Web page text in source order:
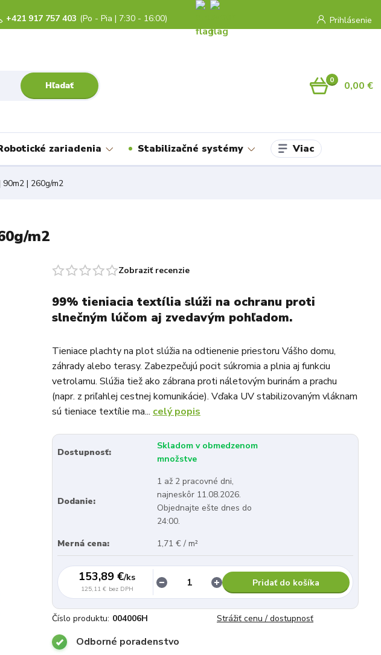
Prihlásenie
Hľadať
+421 917 757 403 (Po - Pia | 7:30 - 16:00)
0 0,00 €
zariadenia Stabilizačné systémy Viac
| 260g/m2
m2
Zobraziť recenzie
99% tieniacia textília slúži na ochranu proti
slnečným lúčom aj zvedavým pohľadom.
Tieniace plachty na plot slúžia na odtienenie priestoru Vášho domu,
záhrady alebo terasy. Zabezpečujú pocit súkromia a plnia aj funkciu
vetrolamu. Slúžia tiež ako zábrana proti náletovým burinám a prachu
(napr. z priľahlej cestnej komunikácie). Vďaka UV stabilizovaným vláknam
sú tieniace textílie ma... celý popis
Dostupnosť:
Skladom v obmedzenom
množstve
Dodanie:
1 až 2 pracovné dni,
najneskôr 11.08.2026.
Objednajte ešte dnes do
24:00.
Merná cena:
1,71 € / m²
153,89 €/ks
125,11 € bez DPH
Pridať do košíka
Číslo produktu: 004006H Strážiť cenu / dostupnosť
Odborné poradenstvo